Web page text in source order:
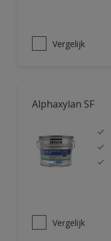
Vergelijk
Alphaxylan SF
Vergelijk